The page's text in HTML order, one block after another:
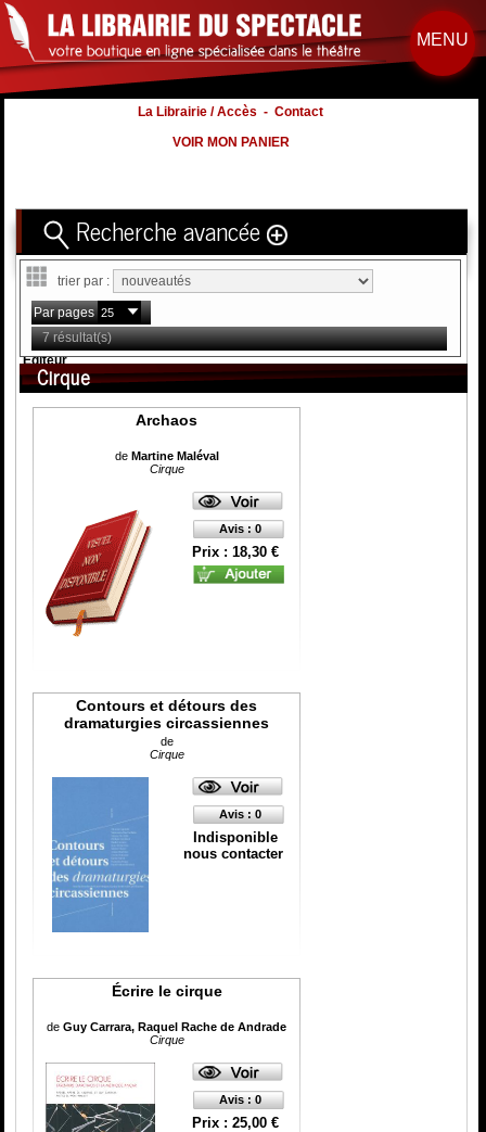
MENU
La Librairie / Accès -Contact
VOIR MON PANIER
Recherche avancée
Titre
Volume
Auteur
Éditeur
Distribution:
trier par :
Par pages
7 résultat(s)
Cirque
Archaos
de Martine Maléval
Cirque
Avis : 0
Prix : 18,30 €
Contours et détours des
dramaturgies circassiennes
de
Cirque
Avis : 0
Indisponible
nous contacter
Écrire le cirque
deGuy Carrara, Raquel Rache de Andrade
Cirque
Avis : 0
Prix : 25,00 €